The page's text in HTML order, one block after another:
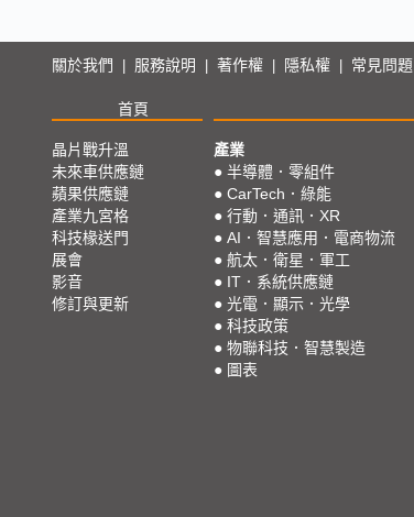
關於我們 服務說明 著作權 隱私權 常見問題
首頁
晶片戰升溫
未來車供應鏈
蘋果供應鏈
產業九宮格
科技椽送門
展會
影音
修訂與更新
產業
● 半導體．零組件
● CarTech．綠能
● 行動．通訊．XR
● AI．智慧應用．電商物流
● 航太．衛星．軍工
● IT．系統供應鏈
● 光電．顯示．光學
● 科技政策
● 物聯科技．智慧製造
● 圖表